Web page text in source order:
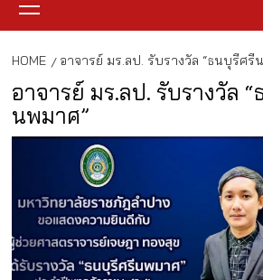
Menu
HOME อาจารย์ มร.ลป. รับรางวัล “ธนบุรีศรี
อาจารย์ มร.ลป. รับรางวัล
นพมาศ”